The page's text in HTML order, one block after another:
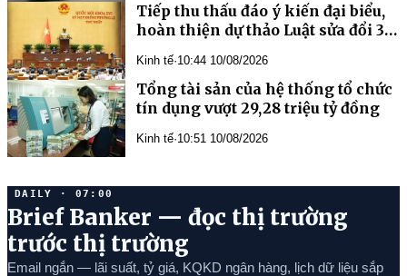
Tiếp thu thấu đáo ý kiến đại biểu,
hoàn thiện dự thảo Luật sửa đổi 3
Kinh tế·10:44 10/08/2026
Tổng tài sản của hệ thống tổ chức
tín dụng vượt 29,28 triệu tỷ đồng
Kinh tế·10:51 10/08/2026
DAILY · 07:00
Brief Banker — đọc thị trường
trước thị trường
Email ngắn — lãi suất, tỷ giá, KQKD ngân hàng, lịch dữ liệu sắp